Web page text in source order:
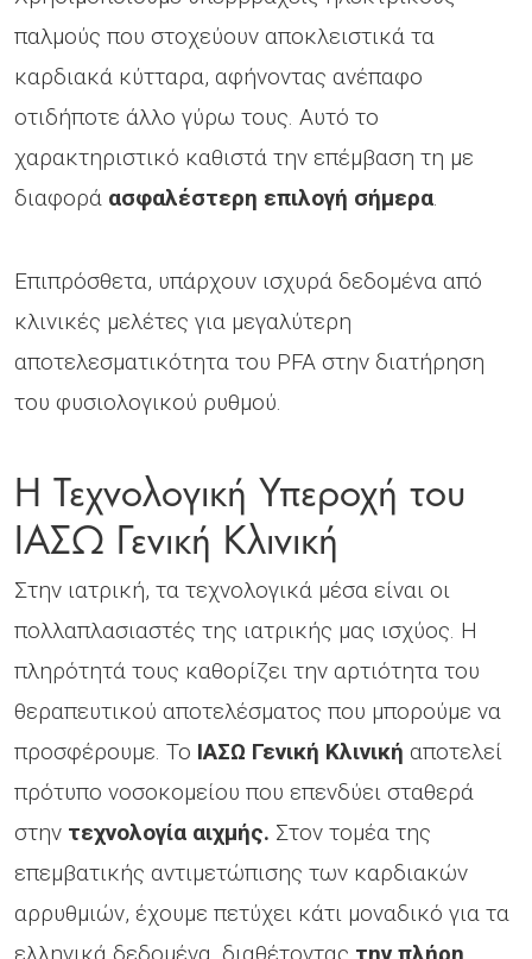
παλμούς που στοχεύουν αποκλειστικά τα
καρδιακά κύτταρα, αφήνοντας ανέπαφο
οτιδήποτε άλλο γύρω τους. Αυτό το
χαρακτηριστικό καθιστά την επέμβαση τη με
διαφορά ασφαλέστερη επιλογή σήμερα.
Επιπρόσθετα, υπάρχουν ισχυρά δεδομένα από
κλινικές μελέτες για μεγαλύτερη
αποτελεσματικότητα του PFA στην διατήρηση
του φυσιολογικού ρυθμού.
Η Τεχνολογική Υπεροχή του
ΙΑΣΩ Γενική Κλινική
Στην ιατρική, τα τεχνολογικά μέσα είναι οι
πολλαπλασιαστές της ιατρικής μας ισχύος. Η
πληρότητά τους καθορίζει την αρτιότητα του
θεραπευτικού αποτελέσματος που μπορούμε να
προσφέρουμε. Το ΙΑΣΩ Γενική Κλινική αποτελεί
πρότυπο νοσοκομείου που επενδύει σταθερά
στην τεχνολογία αιχμής. Στον τομέα της
επεμβατικής αντιμετώπισης των καρδιακών
αρρυθμιών, έχουμε πετύχει κάτι μοναδικό για τα